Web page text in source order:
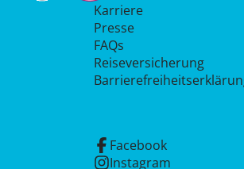
Karriere
Presse
FAQs
Reiseversicherung
Facebook
Instagram